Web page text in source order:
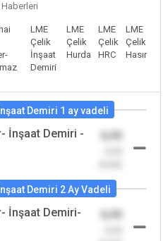
LME
Çelik
İnşaat
Demiri
LME
Çelik
Hurda
LME
Çelik
HRC
LME
Çelik
Hasır
Demiri 1 ay vadeli
İnşaat Demiri -
0,00
Demiri 2 Ay Vadeli
İnşaat Demiri-
0,00